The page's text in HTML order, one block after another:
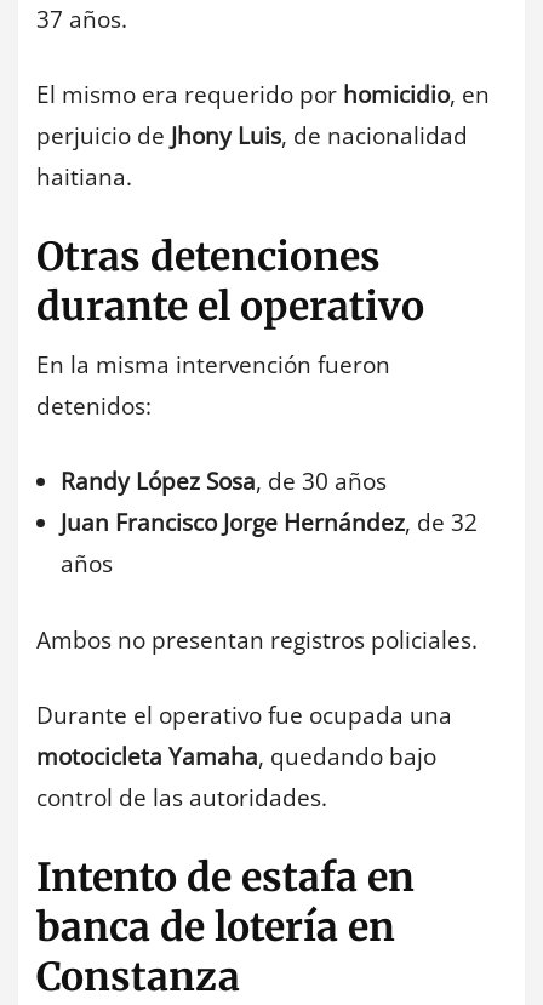
37 años.
El mismo era requerido por homicidio, en
perjuicio de Jhony Luis, de nacionalidad
haitiana.
Otras detenciones
durante el operativo
En la misma intervención fueron
detenidos:
Randy López Sosa, de 30 años
Juan Francisco Jorge Hernández, de 32
años
Ambos no presentan registros policiales.
Durante el operativo fue ocupada una
motocicleta Yamaha, quedando bajo
control de las autoridades.
Intento de estafa en
banca de lotería en
Constanza